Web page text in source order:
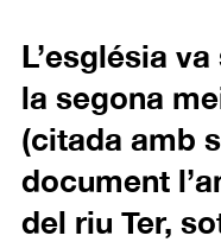
L’església
la segona
(citada amb
document
del riu Ter,